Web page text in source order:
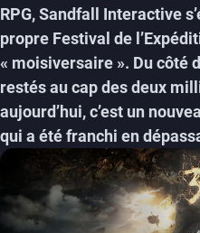
RPG, Sandfall Interactive
propre Festival de
« moisiversaire ». Du côté
restés au cap des deux
aujourd’hui, c’est un
qui a été franchi en